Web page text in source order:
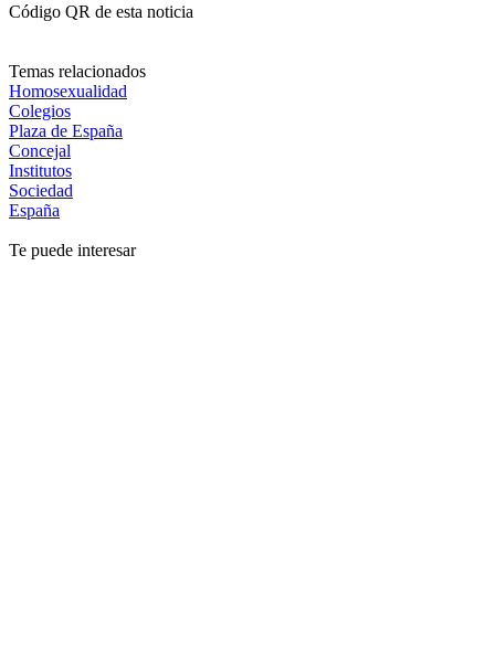
Código QR de esta noticia
Temas relacionados
Homosexualidad
Colegios
Plaza de España
Concejal
Institutos
Sociedad
España
Te puede interesar